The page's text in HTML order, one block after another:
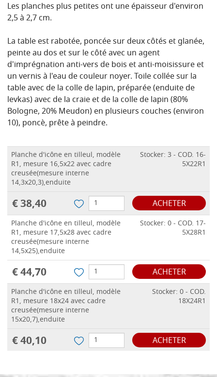
Les planches plus petites ont une épaisseur d'environ
2,5 à 2,7 cm.
La table est rabotée, poncée sur deux côtés et glanée,
peinte au dos et sur le côté avec un agent
d'imprégnation anti-vers de bois et anti-moisissure et
un vernis à l'eau de couleur noyer.Toile collée sur la
table avec de la colle de lapin, préparée (enduite de
levkas) avec de la craie et de la colle de lapin (80%
Bologne, 20% Meudon) en plusieurs couches (environ
10), poncè, prête à peindre.
Planche d'icône en tilleul, modèle
R1, mesure 16,5x22 avec cadre
creusée(mesure interne
14,3x20,3),enduite
Stocker: 3 - COD. 16-
5X22R1
€ 38,40 ACHETER
Planche d'icône en tilleul, modèle
R1, mesure 17,5x28 avec cadre
creusée(mesure interne
14,5x25),enduite
Stocker: 0 - COD. 17-
5X28R1
€ 44,70 ACHETER
Planche d'icône en tilleul, modèle
R1, mesure 18x24 avec cadre
creusée(mesure interne
15x20,7),enduite
Stocker: 0 - COD.
18X24R1
€ 40,10 ACHETER